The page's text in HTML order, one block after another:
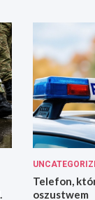
Telefon,
oszustwem